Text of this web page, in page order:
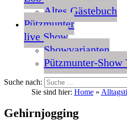
Altes Gästebuch
Pützmunter
live Show
Showvarianten
Pützmunter-Show
Suche nach:
Sie sind hier: Home»
Gehirnjogging